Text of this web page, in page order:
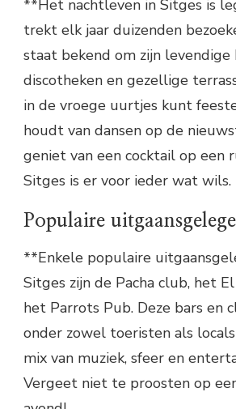
**Het nachtleven in Sitges is
trekt elk jaar duizenden
staat bekend om zijn levendige
discotheken en gezellige
in de vroege uurtjes kunt
houdt van dansen op de
geniet van een cocktail op een
Sitges is er voor ieder wat wils.
Populaire
**Enkele populaire
Sitges zijn de Pacha club, het
het Parrots Pub. Deze bars en
onder zowel toeristen als
mix van muziek, sfeer en
Vergeet niet te proosten op